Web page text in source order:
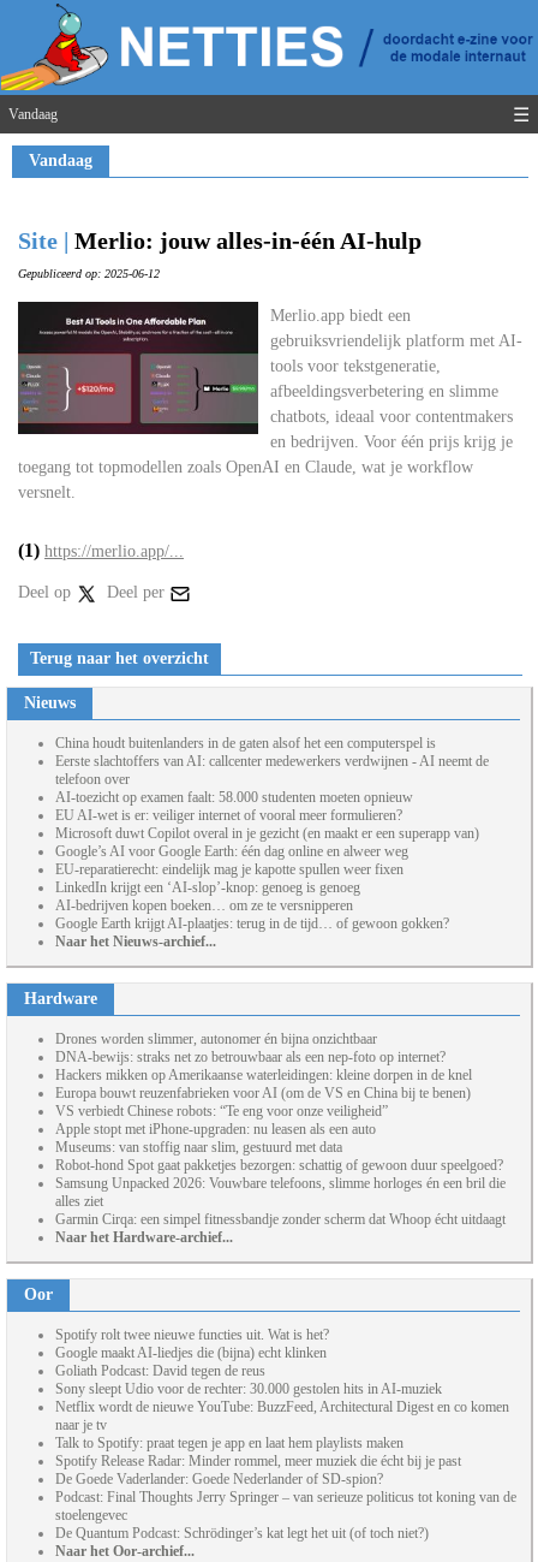
Vandaag ☰
Vandaag
Site | Merlio: jouw alles-in-één AI-hulp
Gepubliceerd op: 2025-06-12
Merlio.app biedt een
gebruiksvriendelijk platform met AI-
tools voor tekstgeneratie,
afbeeldingsverbetering en slimme
chatbots, ideaal voor contentmakers
en bedrijven. Voor één prijs krijg je
toegang tot topmodellen zoals OpenAI en Claude, wat je workflow
versnelt.
(1) https://merlio.app/...
Deel op Deel per
Terug naar het overzicht
Nieuws
China houdt buitenlanders in de gaten alsof het een computerspel is
Eerste slachtoffers van AI: callcenter medewerkers verdwijnen - AI neemt de
telefoon over
AI-toezicht op examen faalt: 58.000 studenten moeten opnieuw
EU AI-wet is er: veiliger internet of vooral meer formulieren?
Microsoft duwt Copilot overal in je gezicht (en maakt er een superapp van)
Google’s AI voor Google Earth: één dag online en alweer weg
EU-reparatierecht: eindelijk mag je kapotte spullen weer fixen
LinkedIn krijgt een ‘AI-slop’-knop: genoeg is genoeg
AI-bedrijven kopen boeken… om ze te versnipperen
Google Earth krijgt AI-plaatjes: terug in de tijd… of gewoon gokken?
Naar het Nieuws-archief...
Hardware
Drones worden slimmer, autonomer én bijna onzichtbaar
DNA-bewijs: straks net zo betrouwbaar als een nep-foto op internet?
Hackers mikken op Amerikaanse waterleidingen: kleine dorpen in de knel
Europa bouwt reuzenfabrieken voor AI (om de VS en China bij te benen)
VS verbiedt Chinese robots: “Te eng voor onze veiligheid”
Apple stopt met iPhone-upgraden: nu leasen als een auto
Museums: van stoffig naar slim, gestuurd met data
Robot-hond Spot gaat pakketjes bezorgen: schattig of gewoon duur speelgoed?
Samsung Unpacked 2026: Vouwbare telefoons, slimme horloges én een bril die
alles ziet
Garmin Cirqa: een simpel fitnessbandje zonder scherm dat Whoop écht uitdaagt
Naar het Hardware-archief...
Oor
Spotify rolt twee nieuwe functies uit. Wat is het?
Google maakt AI-liedjes die (bijna) echt klinken
Goliath Podcast: David tegen de reus
Sony sleept Udio voor de rechter: 30.000 gestolen hits in AI-muziek
Netflix wordt de nieuwe YouTube: BuzzFeed, Architectural Digest en co komen
naar je tv
Talk to Spotify: praat tegen je app en laat hem playlists maken
Spotify Release Radar: Minder rommel, meer muziek die écht bij je past
De Goede Vaderlander: Goede Nederlander of SD-spion?
Podcast: Final Thoughts Jerry Springer – van serieuze politicus tot koning van de
stoelengevec
De Quantum Podcast: Schrödinger’s kat legt het uit (of toch niet?)
Naar het Oor-archief...